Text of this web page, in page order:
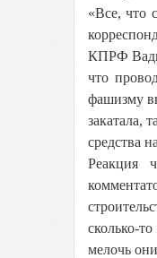
«Все, что
КПРФ
что
фашизму
закатала,
средства
Реакция
сколько-
мелочь